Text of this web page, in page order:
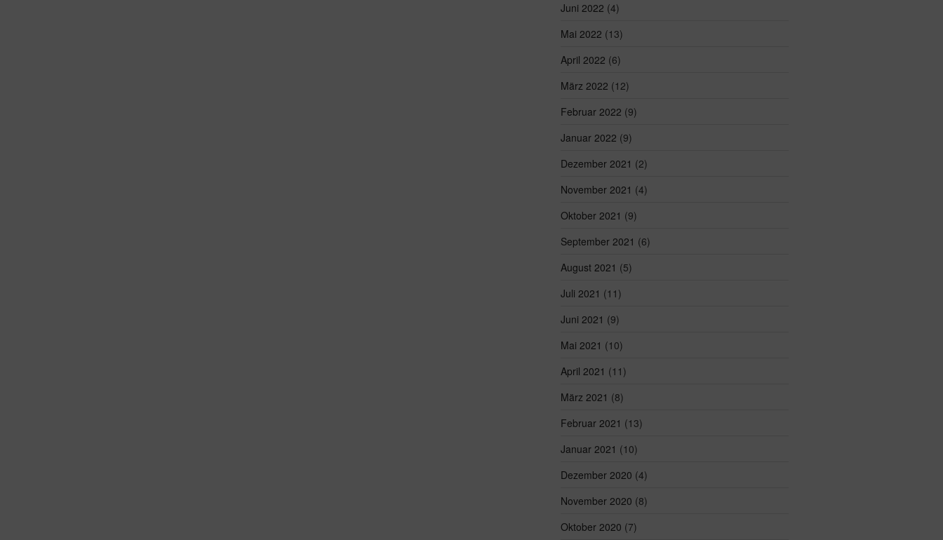
Juni 2022 (4)
Mai 2022 (13)
April 2022 (6)
März 2022 (12)
Februar 2022 (9)
Januar 2022 (9)
Dezember 2021 (2)
November 2021 (4)
Oktober 2021 (9)
September 2021 (6)
August 2021 (5)
Juli 2021 (11)
Juni 2021 (9)
Mai 2021 (10)
April 2021 (11)
März 2021 (8)
Februar 2021 (13)
Januar 2021 (10)
Dezember 2020 (4)
November 2020 (8)
Oktober 2020 (7)